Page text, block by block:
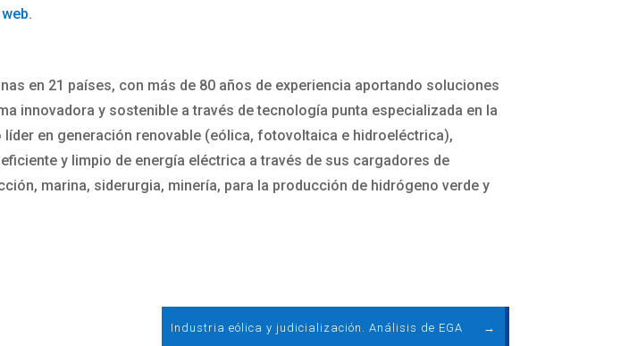
.
en 21 países, con más de 80 años de experiencia aportando soluciones
innovadora y sostenible a través de tecnología punta especializada en la
en generación renovable (eólica, fotovoltaica e hidroeléctrica),
y limpio de energía eléctrica a través de sus cargadores de
marina, siderurgia, minería, para la producción de hidrógeno verde y
Industria eólica y judicialización. Análisis de EGA →